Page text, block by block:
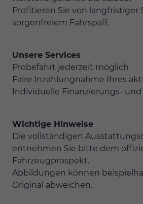
Profitieren Sie von langfristiger
sorgenfreiem Fahrspaß.
Unsere Services
Probefahrt jederzeit möglich
Faire Inzahlungnahme Ihres
Individuelle Finanzierungs-
Wichtige Hinweise
Die vollständigen
entnehmen Sie bitte dem
Fahrzeugprospekt.
Abbildungen können
Original abweichen.